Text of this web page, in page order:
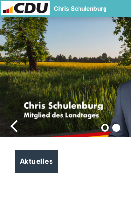
Chris Schulenburg
Aktuelles